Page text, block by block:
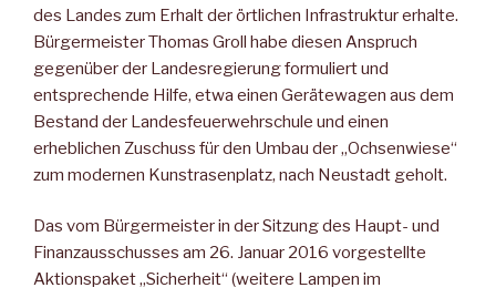
des Landes zum Erhalt der örtlichen Infrastruktur erhalte.
Bürgermeister Thomas Groll habe diesen Anspruch
gegenüber der Landesregierung formuliert und
entsprechende Hilfe, etwa einen Gerätewagen aus dem
Bestand der Landesfeuerwehrschule und einen
erheblichen Zuschuss für den Umbau der „Ochsenwiese“
zum modernen Kunstrasenplatz, nach Neustadt geholt.
Das vom Bürgermeister in der Sitzung des Haupt- und
Finanzausschusses am 26. Januar 2016 vorgestellte
Aktionspaket „Sicherheit“ (weitere Lampen im